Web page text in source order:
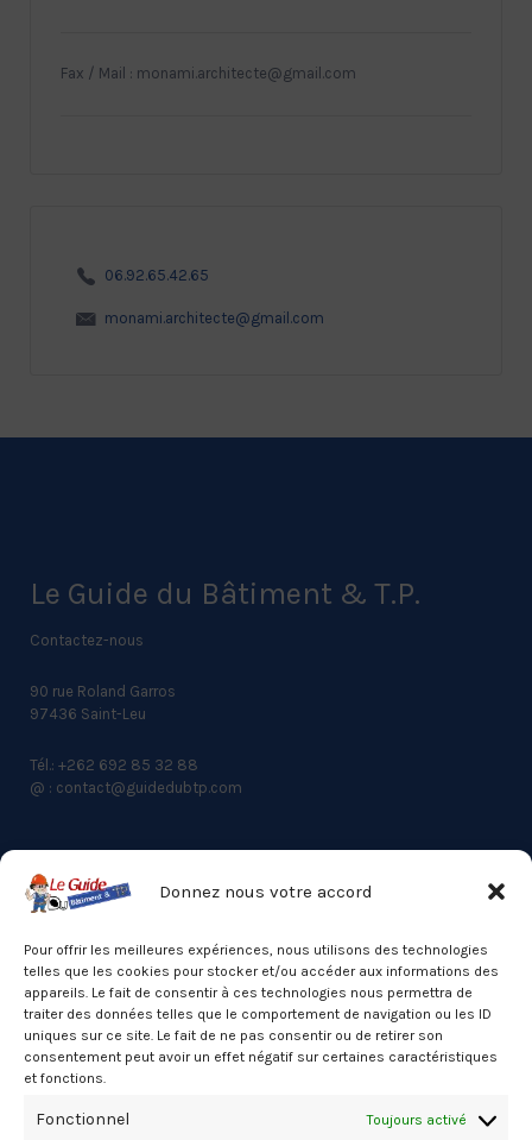
Donnez nous votre accord
Pour offrir les meilleures expériences, nous utilisons des technologies
telles que les cookies pour stocker et/ou accéder aux informations des
appareils. Le fait de consentir à ces technologies nous permettra de
traiter des données telles que le comportement de navigation ou les ID
uniques sur ce site. Le fait de ne pas consentir ou de retirer son
consentement peut avoir un effet négatif sur certaines caractéristiques
et fonctions.
Fonctionnel Toujours activé
Fax / Mail : monami.architecte@gmail.com
06.92.65.42.65
monami.architecte@gmail.com
Le Guide du Bâtiment & T.P.
Contactez-nous
90 rue Roland Garros
97436 Saint-Leu
Tél.: +262 692 85 32 88
@ : contact@guidedubtp.com
ACCES RAPIDE
Actualités du BTP
Annuaire
Besoin d’un professionnel ?
Mentions légales